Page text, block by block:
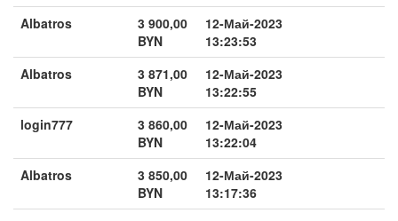
Albatros
3 900,00
BYN
12-Май-2023
13:23:53
Albatros
3 871,00
BYN
12-Май-2023
13:22:55
login777
3 860,00
BYN
12-Май-2023
13:22:04
Albatros
3 850,00
BYN
12-Май-2023
13:17:36